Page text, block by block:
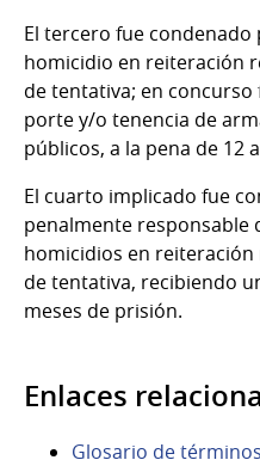
El tercero fue
homicidio en reiteración
de tentativa; en
porte y/o tenencia de
públicos, a la pena de 12
El cuarto implicado fue
penalmente responsable
homicidios en
de tentativa, recibiendo
meses de prisión.
Enlaces
Glosario de